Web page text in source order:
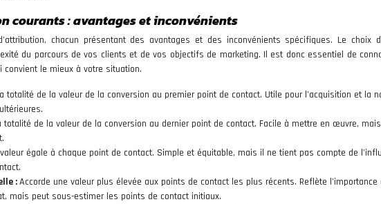
courants : avantages et inconvénients
chacun présentant des avantages et des inconvénients spécifiques. Le choix
du parcours de vos clients et de vos objectifs de marketing. Il est donc essentiel de
le mieux à votre situation.
totalité de la valeur de la conversion au premier point de contact. Utile pour l’acquisition et la
totalité de la valeur de la conversion au dernier point de contact. Facile à mettre en œuvre,
égale à chaque point de contact. Simple et équitable, mais il ne tient pas compte de
:Accorde une valeur plus élevée aux points de contact les plus récents. Reflète
mais peut sous-estimer les points de contact initiaux.